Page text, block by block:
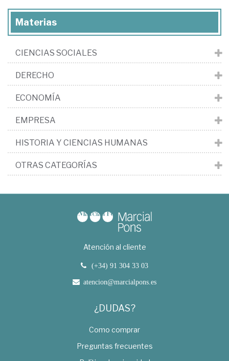
Materias
CIENCIAS SOCIALES
DERECHO
ECONOMÍA
EMPRESA
HISTORIA Y CIENCIAS HUMANAS
OTRAS CATEGORÍAS
Atención al cliente
(+34) 91 304 33 03
atencion@marcialpons.es
¿DUDAS?
Como comprar
Preguntas frecuentes